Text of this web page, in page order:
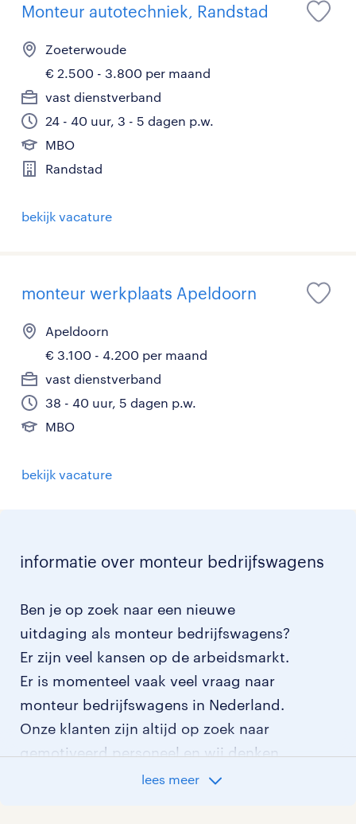
Monteur autotechniek, Randstad
Zoeterwoude
€ 2.500 - 3.800 per maand
vast dienstverband
24 - 40 uur, 3 - 5 dagen p.w.
MBO
Randstad
bekijk vacature
monteur werkplaats Apeldoorn
Apeldoorn
€ 3.100 - 4.200 per maand
vast dienstverband
38 - 40 uur, 5 dagen p.w.
MBO
bekijk vacature
informatie over monteur bedrijfswagens
Ben je op zoek naar een nieuwe
uitdaging als monteur bedrijfswagens?
Er zijn veel kansen op de arbeidsmarkt.
Er is momenteel vaak veel vraag naar
monteur bedrijfswagens in Nederland.
Onze klanten zijn altijd op zoek naar
gemotiveerd personeel en wij denken
graag met je mee welke klant het beste
lees meer